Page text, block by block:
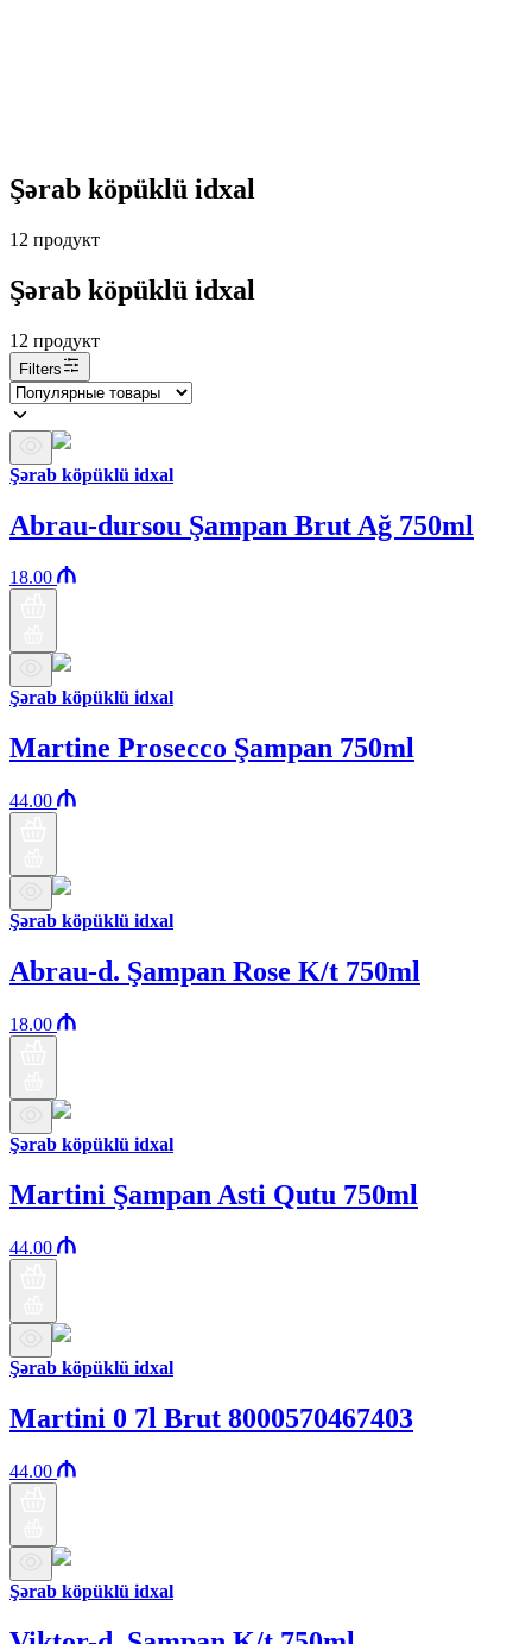
Şərab köpüklü idxal
12 продукт
Şərab köpüklü idxal
12 продукт
Filters
Şərab köpüklü idxal
Abrau-dursou Şampan Brut Ağ 750ml
18.00
Şərab köpüklü idxal
Martine Prosecco Şampan 750ml
44.00
Şərab köpüklü idxal
Abrau-d. Şampan Rose K/t 750ml
18.00
Şərab köpüklü idxal
Martini Şampan Asti Qutu 750ml
44.00
Şərab köpüklü idxal
Martini 0 7l Brut 8000570467403
44.00
Şərab köpüklü idxal